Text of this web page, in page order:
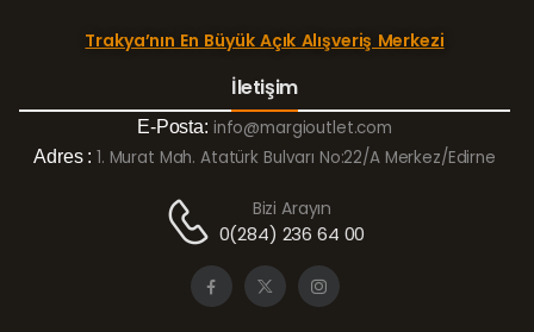
Trakya’nın En Büyük Açık Alışveriş Merkezi
İletişim
E-Posta: info@margioutlet.com
Adres : 1. Murat Mah. Atatürk Bulvarı No:22/A Merkez/Edirne
Bizi Arayın
0(284) 236 64 00